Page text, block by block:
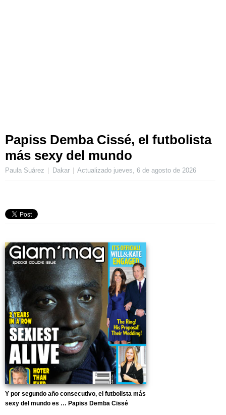
Papiss Demba Cissé, el futbolista
más sexy del mundo
Paula Suárez Dakar Actualizado jueves, 6 de agosto de 2026
Y por segundo año consecutivo, el futbolista más
sexy del mundo es … Papiss Demba Cissé